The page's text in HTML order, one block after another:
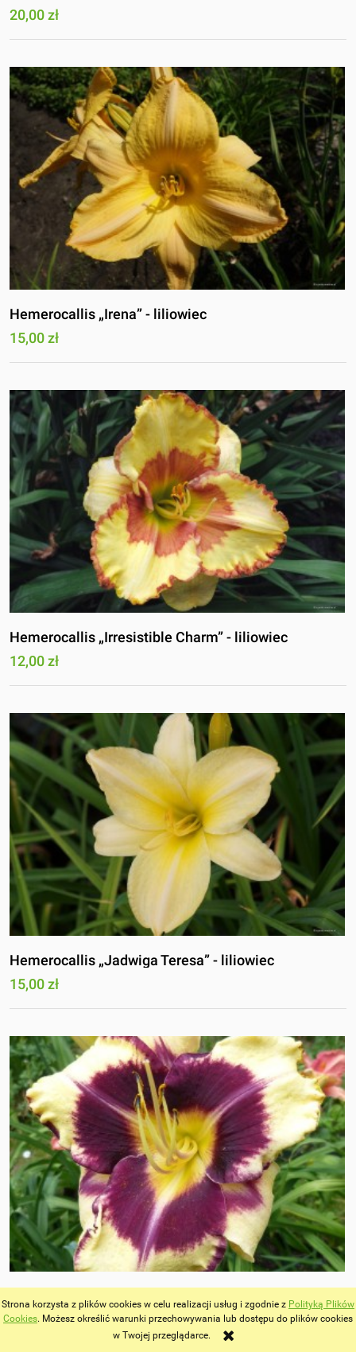
Strona korzysta z plików cookies w celu realizacji usług i zgodnie z Polityką Plików
Cookies. Możesz określić warunki przechowywania lub dostępu do plików cookies
w Twojej przeglądarce.
20,00 zł
Hemerocallis „Irena” - liliowiec
15,00 zł
Hemerocallis „Irresistible Charm” - liliowiec
12,00 zł
Hemerocallis „Jadwiga Teresa” - liliowiec
15,00 zł
Hemerocallis „Jamaican Me Crazy” - liliowiec
15,00 zł